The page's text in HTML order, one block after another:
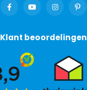
Klant beoordelingen